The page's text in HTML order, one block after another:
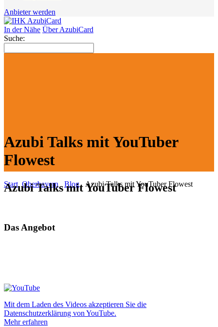
Anbieter werden
In der Nähe Über AzubiCard
Suche:
Azubi Talks mit YouTuber
Flowest
Start Oberbayern Blog Azubi Talks mit YouTuber Flowest
Azubi Talks mit YouTuber Flowest
Das Angebot
Mit dem Laden des Videos akzeptieren Sie die
Datenschutzerklärung von YouTube.
Mehr erfahren